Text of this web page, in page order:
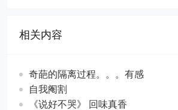
相关内容
奇葩的隔离过程。。。有感
自我阉割
《说好不哭》 回味真香